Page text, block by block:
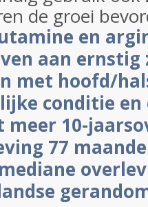
de groei
en
aan ernstig
met hoofd/
conditie
meer 10-
77